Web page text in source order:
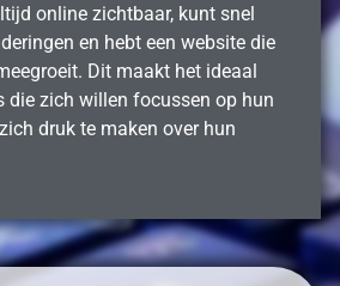
online zichtbaar, kunt snel
en hebt een website die
Dit maakt het ideaal
die zich willen focussen op hun
druk te maken over hun